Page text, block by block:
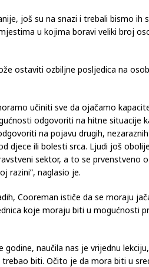
još su na snazi i trebali bismo ih
u kojima boravi veliki broj
ostaviti ozbiljne posljedica na
učiniti sve da ojačamo
odgovoriti na hitne situacije
na pojavu drugih,
djece ili bolesti srca. Ljudi još
sektor, a to se prvenstveno
razini”, naglasio je.
Cooreman ističe da se moraju
koje moraju biti u mogućnosti
naučila nas je vrijednu
biti. Očito je da mora biti u